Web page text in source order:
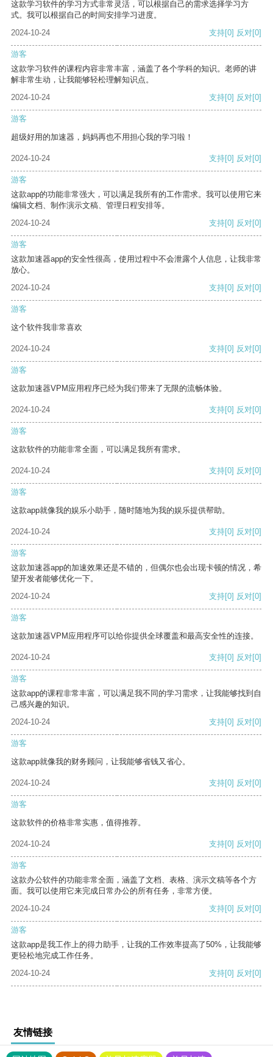
这款学习软件的学习方式非常灵活，可以根据自己的需求选择学习方
式。我可以根据自己的时间安排学习进度。
2024-10-24
支持[0] 反对[0]
游客
这款学习软件的课程内容非常丰富，涵盖了各个学科的知识。老师的讲
解非常生动，让我能够轻松理解知识点。
2024-10-24
支持[0] 反对[0]
游客
超级好用的加速器，妈妈再也不用担心我的学习啦！
2024-10-24 支持[0] 反对[0]
游客
这款app的功能非常强大，可以满足我所有的工作需求。我可以使用它来
编辑文档、制作演示文稿、管理日程安排等。
2024-10-24
支持[0] 反对[0]
游客
这款加速器app的安全性很高，使用过程中不会泄露个人信息，让我非常
放心。
2024-10-24
支持[0] 反对[0]
游客
这个软件我非常喜欢
2024-10-24 支持[0] 反对[0]
游客
这款加速器VPM应用程序已经为我们带来了无限的流畅体验。
2024-10-24 支持[0] 反对[0]
游客
这款软件的功能非常全面，可以满足我所有需求。
2024-10-24 支持[0] 反对[0]
游客
这款app就像我的娱乐小助手，随时随地为我的娱乐提供帮助。
2024-10-24 支持[0] 反对[0]
游客
这款加速器app的加速效果还是不错的，但偶尔也会出现卡顿的情况，希
望开发者能够优化一下。
2024-10-24
支持[0] 反对[0]
游客
这款加速器VPM应用程序可以给你提供全球覆盖和最高安全性的连接。
2024-10-24 支持[0] 反对[0]
游客
这款app的课程非常丰富，可以满足我不同的学习需求，让我能够找到自
己感兴趣的知识。
2024-10-24
支持[0] 反对[0]
游客
这款app就像我的财务顾问，让我能够省钱又省心。
2024-10-24 支持[0] 反对[0]
游客
这款软件的价格非常实惠，值得推荐。
2024-10-24 支持[0] 反对[0]
游客
这款办公软件的功能非常全面，涵盖了文档、表格、演示文稿等各个方
面。我可以使用它来完成日常办公的所有任务，非常方便。
2024-10-24
支持[0] 反对[0]
游客
这款app是我工作上的得力助手，让我的工作效率提高了50%，让我能够
更轻松地完成工作任务。
2024-10-24
支持[0] 反对[0]
友情链接